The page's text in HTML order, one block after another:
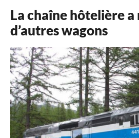
La chaîne hôtelière
d’autres wagons